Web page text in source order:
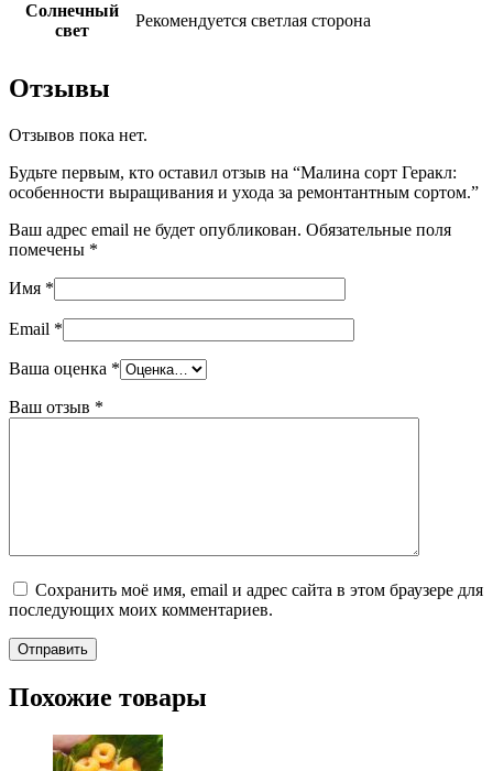
Солнечный
свет
Рекомендуется светлая сторона
Отзывы
Отзывов пока нет.
Будьте первым, кто оставил отзыв на “Малина сорт Геракл:
особенности выращивания и ухода за ремонтантным сортом.”
Ваш адрес email не будет опубликован. Обязательные поля
помечены *
Имя *
Email *
Ваша оценка *
Ваш отзыв *
Сохранить моё имя, email и адрес сайта в этом браузере для
последующих моих комментариев.
Похожие товары